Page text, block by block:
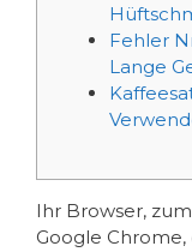
Fehler
Lange
Ihr Browser,
Google